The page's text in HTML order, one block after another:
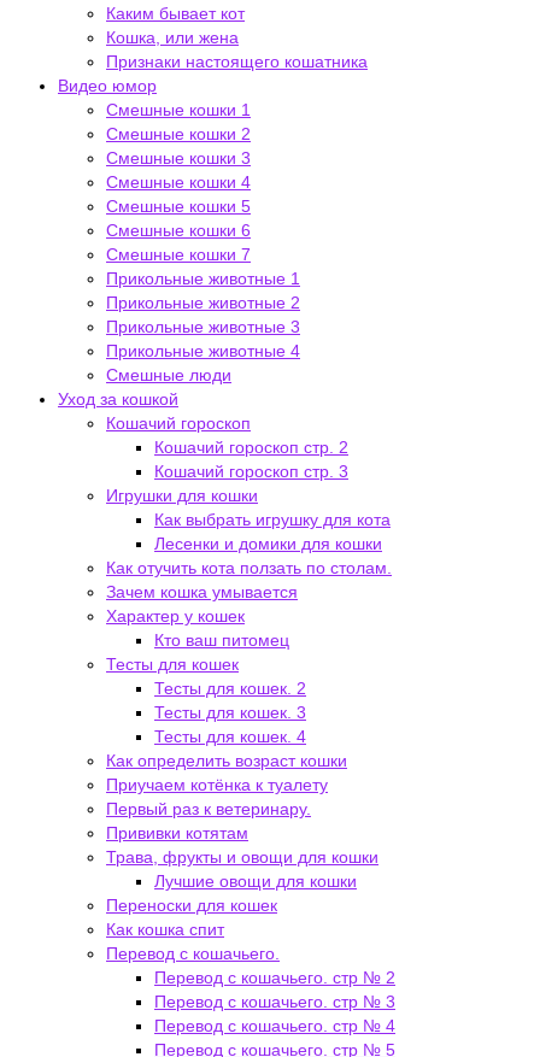
Каким бывает кот
Кошка, или жена
Признаки настоящего кошатника
Видео юмор
Смешные кошки 1
Смешные кошки 2
Смешные кошки 3
Смешные кошки 4
Смешные кошки 5
Смешные кошки 6
Смешные кошки 7
Прикольные животные 1
Прикольные животные 2
Прикольные животные 3
Прикольные животные 4
Смешные люди
Уход за кошкой
Кошачий гороскоп
Кошачий гороскоп стр. 2
Кошачий гороскоп стр. 3
Игрушки для кошки
Как выбрать игрушку для кота
Лесенки и домики для кошки
Как отучить кота ползать по столам.
Зачем кошка умывается
Характер у кошек
Кто ваш питомец
Тесты для кошек
Тесты для кошек. 2
Тесты для кошек. 3
Тесты для кошек. 4
Как определить возраст кошки
Приучаем котёнка к туалету
Первый раз к ветеринару.
Прививки котятам
Трава, фрукты и овощи для кошки
Лучшие овощи для кошки
Переноски для кошек
Как кошка спит
Перевод с кошачьего.
Перевод с кошачьего. стр № 2
Перевод с кошачьего. стр № 3
Перевод с кошачьего. стр № 4
Перевод с кошачьего. стр № 5